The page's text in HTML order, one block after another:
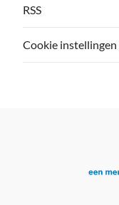
RSS
Cookie instellingen